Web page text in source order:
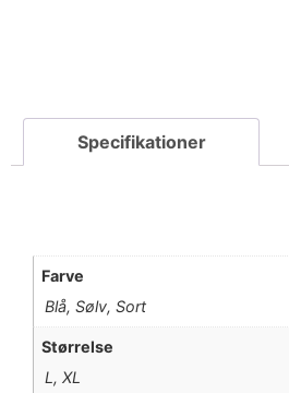
Farve
Blå, Sølv, Sort
Størrelse
L, XL